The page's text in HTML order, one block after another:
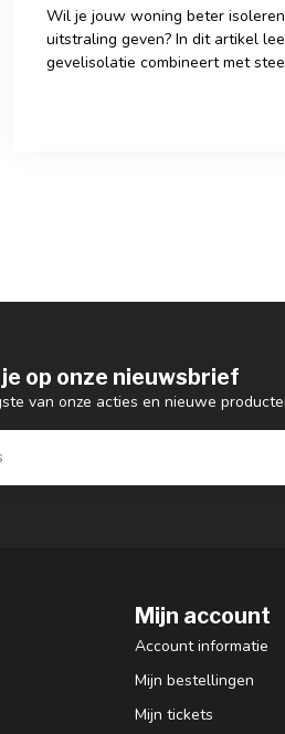
Wil je jouw woning beter
uitstraling geven? In dit artikel
gevelisolatie combineert met
op onze nieuwsbrief
van onze acties en nieuwe
Mijn account
Account informatie
Mijn bestellingen
Mijn tickets